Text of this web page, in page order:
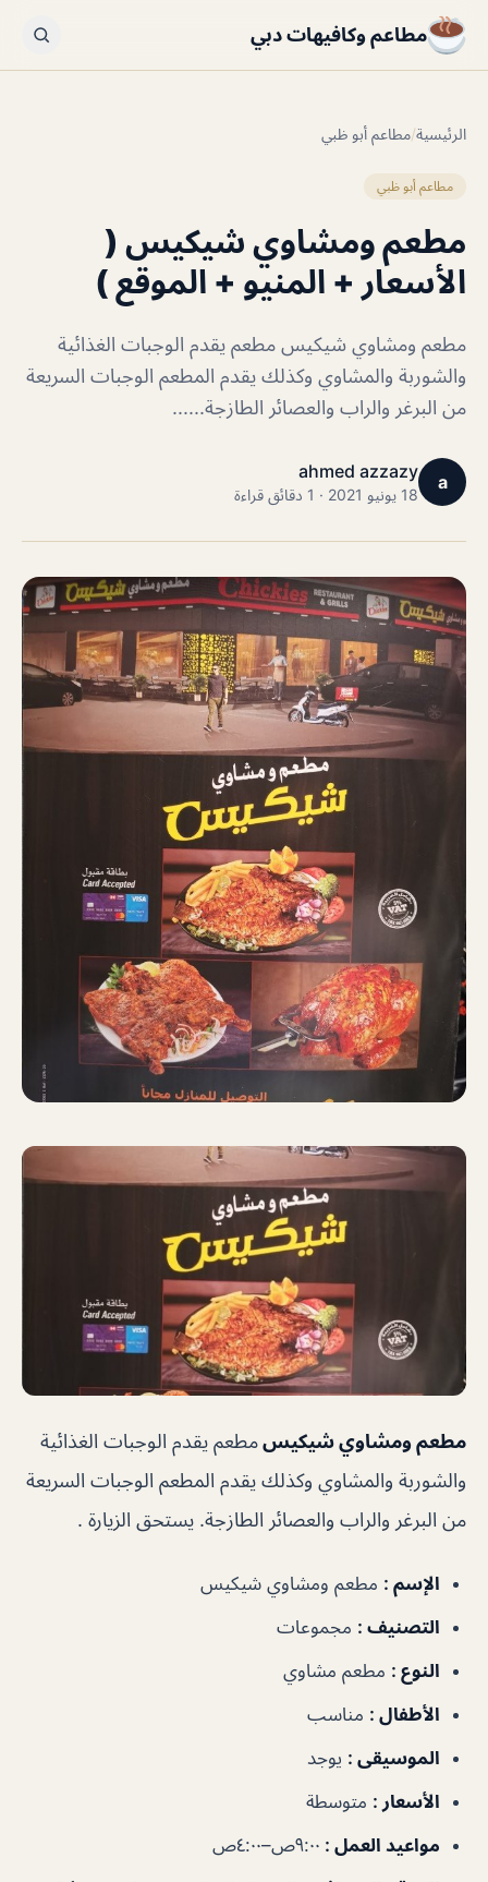
مطاعم وكافيهات دبي
الرئيسية/مطاعم أبو ظبي
مطاعم أبو ظبي
مطعم ومشاوي شيكيس (
الأسعار + المنيو + الموقع )
مطعم ومشاوي شيكيس مطعم يقدم الوجبات الغذائية
والشوربة والمشاوي وكذلك يقدم المطعم الوجبات السريعة
من البرغر والراب والعصائر الطازجة......
a
ahmed azzazy
18 يونيو 2021 · 1 دقائق قراءة
مطعم ومشاوي شيكيسمطعم يقدم الوجبات الغذائية
والشوربة والمشاوي وكذلك يقدم المطعم الوجبات السريعة
من البرغر والراب والعصائر الطازجة. يستحق الزيارة .
الإسم : مطعم ومشاوي شيكيس
التصنيف : مجموعات
النوع : مطعم مشاوي
الأطفال : مناسب
الموسيقى : يوجد
الأسعار : متوسطة
مواعيد العمل : ٩:٠٠ص–٤:٠٠ص